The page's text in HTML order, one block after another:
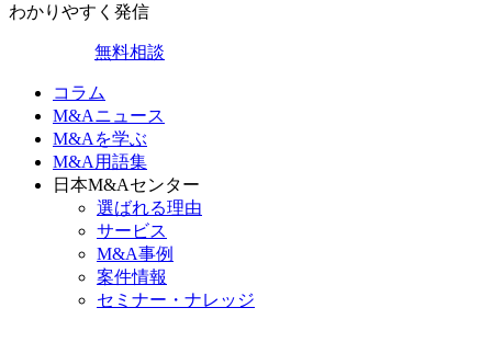
わかりやすく発信
無料相談
コラム
M&Aニュース
M&Aを学ぶ
M&A用語集
日本M&Aセンター
選ばれる理由
サービス
M&A事例
案件情報
セミナー・ナレッジ